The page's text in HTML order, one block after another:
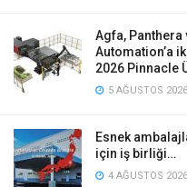
Agfa, Panthera
Automation’a
2026 Pinnacle
5 AĞUSTOS 2026
Esnek
için iş birliği…
4 AĞUSTOS 2026